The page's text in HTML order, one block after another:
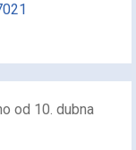
od 10. dubna